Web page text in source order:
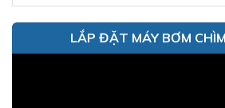
LẮP ĐẶT MÁY BƠM